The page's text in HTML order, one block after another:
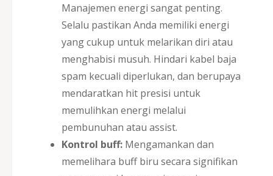
Manajemen energi sangat penting.
Selalu pastikan Anda memiliki energi
yang cukup untuk melarikan diri atau
menghabisi musuh. Hindari kabel baja
spam kecuali diperlukan, dan berupaya
mendaratkan hit presisi untuk
memulihkan energi melalui
pembunuhan atau assist.
Kontrol buff: Mengamankan dan
memelihara buff biru secara signifikan